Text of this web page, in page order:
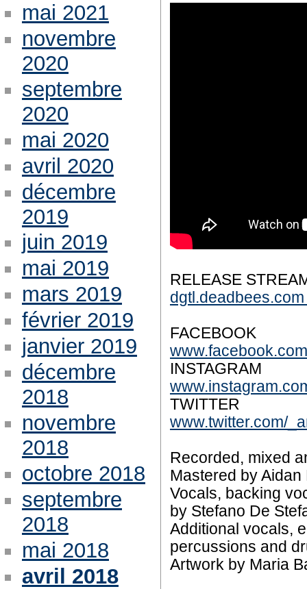
RELEASE
dgtl.deadbees.com
FACEBOOK
INSTAGRAM
TWITTER
www.twitter.com/
Recorded, mixed
Mastered by
Vocals, backing
by Stefano De
Additional vocals,
percussions and
Artwork by Maria
mai 2021
novembre
2020
septembre
2020
mai 2020
avril 2020
décembre
2019
juin 2019
mai 2019
mars 2019
février 2019
janvier 2019
décembre
2018
novembre
2018
octobre 2018
septembre
2018
mai 2018
avril 2018